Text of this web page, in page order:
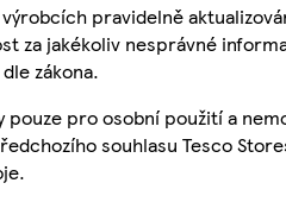
pravidelně
za jakékoliv nesprávné
zákona.
pouze pro osobní použití a
souhlasu Tesco